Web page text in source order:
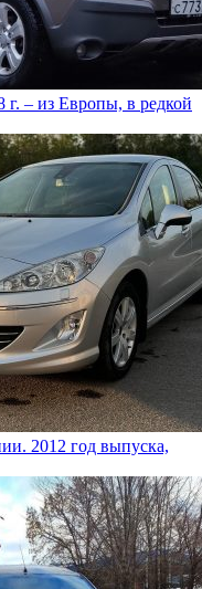
г. – из Европы, в редкой
2012 год выпуска,